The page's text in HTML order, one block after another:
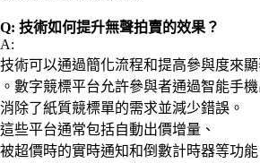
Q: 技術如何提升無聲拍賣的效果？
A:
技術可以通過簡化流程和提高參與度來
。數字競標平台允許參與者通過智能手機
消除了紙質競標單的需求並減少錯誤。
這些平台通常包括自動出價增量、
被超價時的實時通知和倒數計時器等功